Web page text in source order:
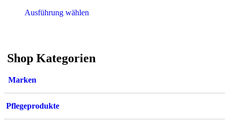
Ausführung wählen
auf.
auf
gewählt
Shop Kategorien
Marken
Pflegeprodukte